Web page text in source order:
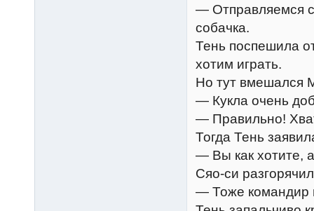
— Отправляемся
собачка.
Тень поспешила
хотим играть.
Но тут вмешался
— Кукла очень
— Правильно!
Тогда Тень
— Вы как хотите,
Сяо-си
— Тоже командир